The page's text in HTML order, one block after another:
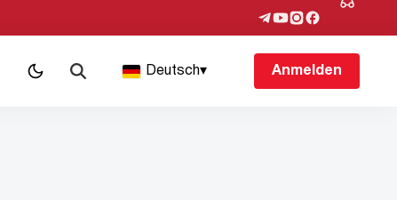
Deutsch▾ Anmelden